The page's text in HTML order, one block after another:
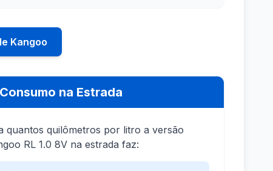
Kangoo
Consumo na Estrada
quantos quilômetros por litro a versão
RL 1.0 8V na estrada faz: